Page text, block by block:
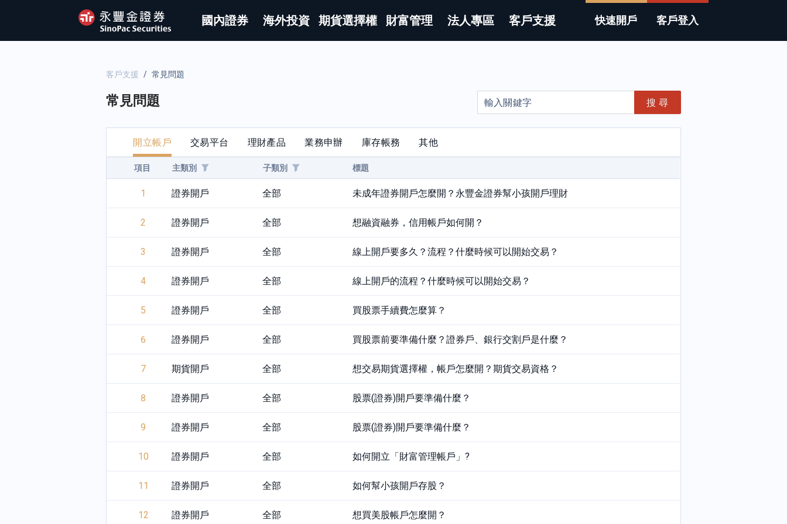
國內證券 海外投資 期貨選擇權 財富管理 法人專區 客戶支援 快速開戶 客戶登入
客戶支援 / 常見問題
常見問題 搜 尋
開立帳戶 交易平台 理財產品 業務申辦 庫存帳務 其他
項目 主類別 子類別 標題
1 證券開戶 全部 未成年證券開戶怎麼開？永豐金證券幫小孩開戶理財
2 證券開戶 全部 想融資融券，信用帳戶如何開？
3 證券開戶 全部 線上開戶要多久？流程？什麼時候可以開始交易？
4 證券開戶 全部 線上開戶的流程？什麼時候可以開始交易？
5 證券開戶 全部 買股票手續費怎麼算？
6 證券開戶 全部 買股票前要準備什麼？證券戶、銀行交割戶是什麼？
7 期貨開戶 全部 想交易期貨選擇權，帳戶怎麼開？期貨交易資格？
8 證券開戶 全部 股票(證券)開戶要準備什麼？
9 證券開戶 全部 股票(證券)開戶要準備什麼？
10 證券開戶 全部 如何開立「財富管理帳戶」?
11 證券開戶 全部 如何幫小孩開戶存股？
12 證券開戶 全部 想買美股帳戶怎麼開？